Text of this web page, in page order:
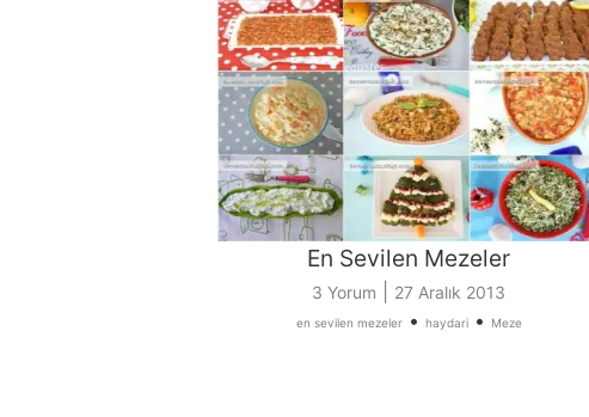
En Sevilen Mezeler
3 Yorum 27 Aralık 2013
en sevilen mezeler• haydari• Meze